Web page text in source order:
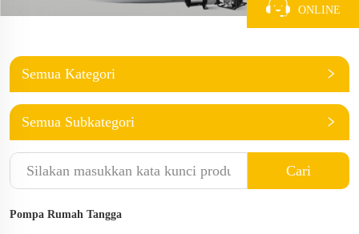
Semua Kategori
Semua Subkategori
Cari
Pompa Rumah Tangga
ONLINE